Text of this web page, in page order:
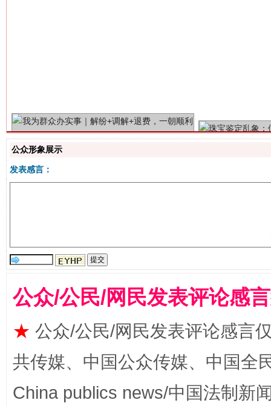
漫山遍野的桃花与雪山、麦地、白藏房 除
公众形象展示
发表感言：
公众/公民/网民发表评论感
★ 公众/公民/网民发表评论感言
共传媒、中国公众传媒、中国全
China publics news/中国法制新